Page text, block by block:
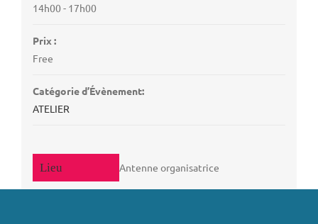
14h00 - 17h00
Prix :
Free
Catégorie d’Évènement:
ATELIER
Antenne organisatrice